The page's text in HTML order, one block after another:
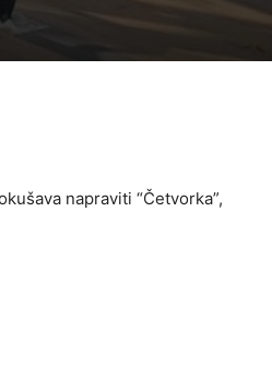
napraviti “Četvorka”,